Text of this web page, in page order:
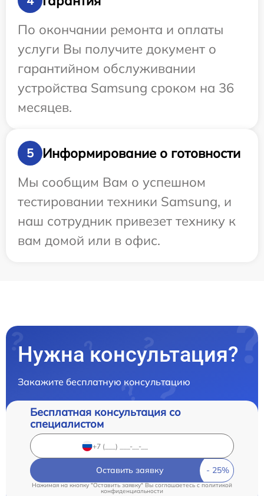
По окончании ремонта и оплаты
услуги Вы получите документ о
гарантийном обслуживании
устройства Samsung сроком на 36
месяцев.
5
Информирование о готовности
Мы сообщим Вам о успешном
тестировании техники Samsung, и
наш сотрудник привезет технику к
вам домой или в офис.
Нужна консультация?
Закажите бесплатную консультацию
Бесплатная консультация со
специалистом
Оставить заявку
Нажимая на кнопку "Оставить заявку" Вы соглашаетесь c политикой
конфиденциальности